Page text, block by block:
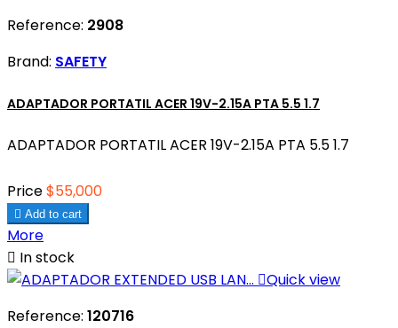
Reference: 2908
Brand: SAFETY
ADAPTADOR PORTATIL ACER 19V-2.15A PTA 5.5 1.7
ADAPTADOR PORTATIL ACER 19V-2.15A PTA 5.5 1.7
Price$55,000
 Add to cart
More
 In stock
Quick view
Reference: 120716